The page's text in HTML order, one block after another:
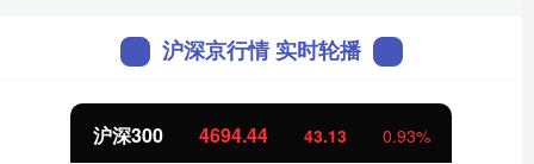
沪深京行情 实时轮播
沪深300 4694.44 43.13 0.93%